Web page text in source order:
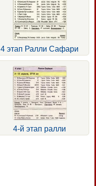
4 этап Ралли Сафари
4-й этап ралли